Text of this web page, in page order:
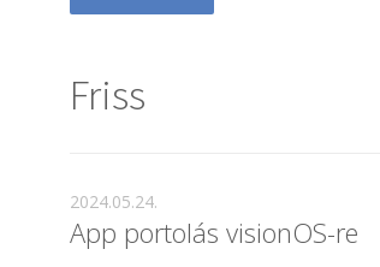
Friss
App portolás visionOS-re
2024.05.24.